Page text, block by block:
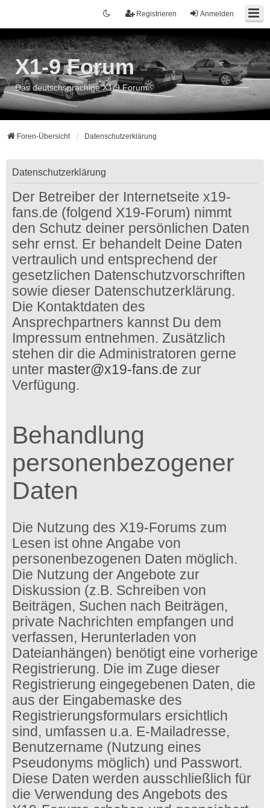
Anmelden
Registrieren
X1-9 Forum
Das deutschsprachige X1/9 Forum
Foren-Übersicht Datenschutzerklärung
Datenschutzerklärung
Der Betreiber der Internetseite x19-
fans.de (folgend X19-Forum) nimmt
den Schutz deiner persönlichen Daten
sehr ernst. Er behandelt Deine Daten
vertraulich und entsprechend der
gesetzlichen Datenschutzvorschriften
sowie dieser Datenschutzerklärung.
Die Kontaktdaten des
Ansprechpartners kannst Du dem
Impressum entnehmen. Zusätzlich
stehen dir die Administratoren gerne
unter master@x19-fans.de zur
Verfügung.
Behandlung
personenbezogener
Daten
Die Nutzung des X19-Forums zum
Lesen ist ohne Angabe von
personenbezogenen Daten möglich.
Die Nutzung der Angebote zur
Diskussion (z.B. Schreiben von
Beiträgen, Suchen nach Beiträgen,
private Nachrichten empfangen und
verfassen, Herunterladen von
Dateianhängen) benötigt eine vorherige
Registrierung. Die im Zuge dieser
Registrierung eingegebenen Daten, die
aus der Eingabemaske des
Registrierungsformulars ersichtlich
sind, umfassen u.a. E-Mailadresse,
Benutzername (Nutzung eines
Pseudonyms möglich) und Passwort.
Diese Daten werden ausschließlich für
die Verwendung des Angebots des